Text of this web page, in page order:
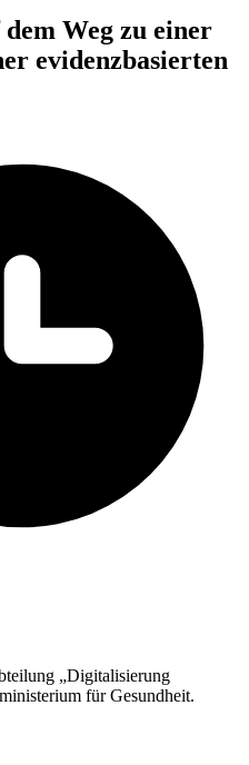
Weg zu einer
evidenzbasierten
„Digitalisierung
für Gesundheit.